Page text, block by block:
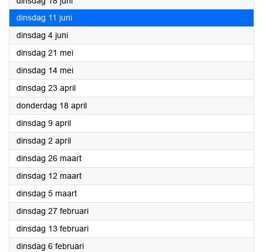
dinsdag 11 juni2024
dinsdag 4 juni2024
dinsdag 21 mei2024
dinsdag 14 mei2024
dinsdag 23 april2024
donderdag 18 april2024
dinsdag 9 april2024
dinsdag 2 april2024
dinsdag 26 maart2024
dinsdag 12 maart2024
dinsdag 5 maart2024
dinsdag 27 februari2024
dinsdag 13 februari2024
dinsdag 6 februari2024